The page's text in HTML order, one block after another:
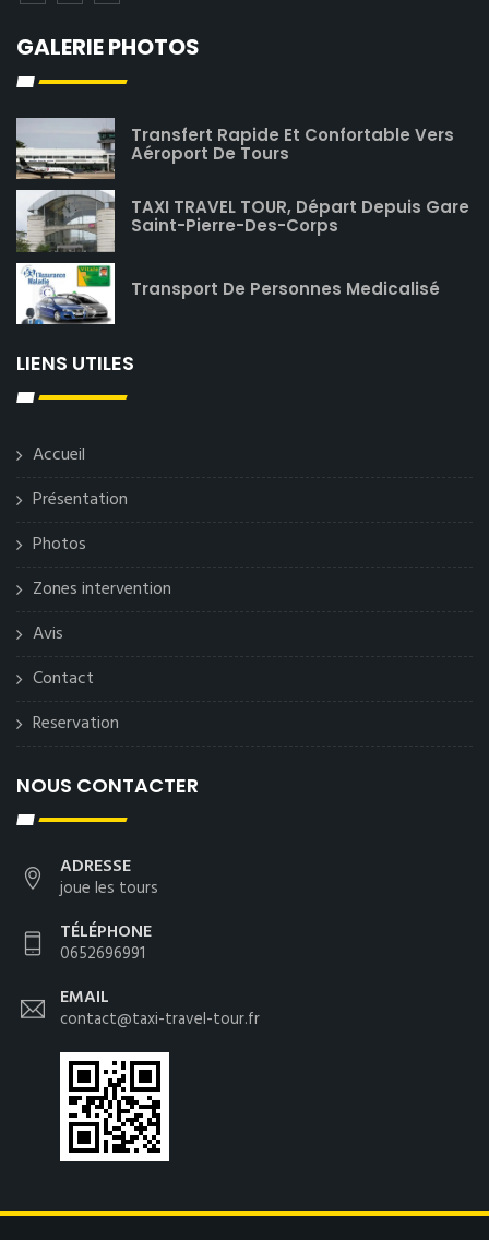
GALERIE PHOTOS
Transfert Rapide Et Confortable Vers
Aéroport De Tours
TAXI TRAVEL TOUR, Départ Depuis Gare
Saint-Pierre-Des-Corps
Transport De Personnes Medicalisé
LIENS UTILES
Accueil
Présentation
Photos
Zones intervention
Avis
Contact
Reservation
NOUS CONTACTER
ADRESSE
joue les tours
TÉLÉPHONE
0652696991
EMAIL
contact@taxi-travel-tour.fr